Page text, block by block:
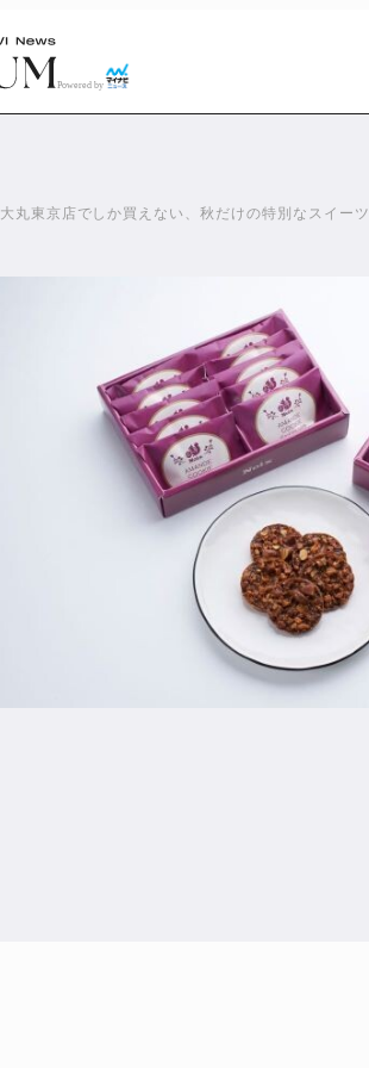
Powered by
大丸東京店でしか買えない、秋だけの特別なスイーツ